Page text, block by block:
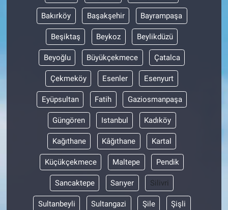
Bakırköy Başakşehir Bayrampaşa
Beşiktaş Beykoz Beylikdüzü
Beyoğlu Büyükçekmece Çatalca
Çekmeköy Esenler Esenyurt
Eyüpsultan Fatih Gaziosmanpaşa
Güngören Istanbul Kadıköy
Kağıthane Kâğıthane Kartal
Küçükçekmece Maltepe Pendik
Sancaktepe Sarıyer Silivri
Sultanbeyli Sultangazi Şile Şişli